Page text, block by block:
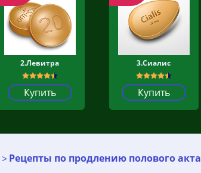
2.Левитра
Купить
3.Сиалис
Купить
Рецепты по продлению полового акта